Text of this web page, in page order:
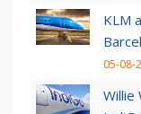
KLM
05-08-
Willie